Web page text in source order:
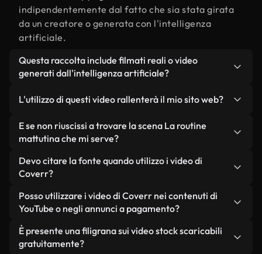
indipendentemente dal fatto che sia stata girata
da un creatore o generata con l'intelligenza
artificiale.
Questa raccolta include filmati reali o video
generati dall'intelligenza artificiale?
da filmati reali, girati da persone, relativi a La
routine mattutina, e da video generati
dall'intelligenza artificiale. Ogni video è
stai utilizzando.
L'utilizzo di questi video rallenterà il mio sito web?
Non se scegli le nostre versioni ottimizzate.
Offriamo formati leggeri e pronti per il web,
mantengono alta la qualità, riducono al minimo i
tempi di caricamento e migliorano parametri
come LCP.
E se non riuscissi a trovare la scena La routine
mattutina che mi serve?
Puoi crearne uno all'istante utilizzando Coverr AI
Studio. Ti basta descrivere la scena, ad esempio
genererà in pochi secondi un video personalizzato
in conformità con i nostri standard di licenza.
Devo citare la fonte quando utilizzo i video di
Coverr?
Non è richiesto alcun riconoscimento dell'autore.
Tutti i video presenti nella nostra libreria sono
senza citare il creatore, sebbene sia sempre
gradito.
Posso utilizzare i video di Coverr nei contenuti di
YouTube o negli annunci a pagamento?
Sì. Tutti i filmati di Coverr possono essere utilizzati
in video monetizzati su YouTube, promozioni sui
È presente una filigrana sui video stock scaricabili
gratuitamente?